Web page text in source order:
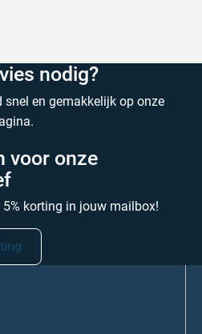
nodig?
snel en gemakkelijk op onze
voor onze
5% korting in jouw mailbox!